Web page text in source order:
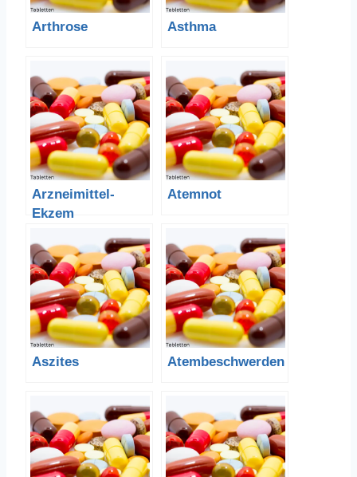
Arthrose Asthma
Arzneimittel-
Ekzem
Atemnot
Aszites Atembeschwerden